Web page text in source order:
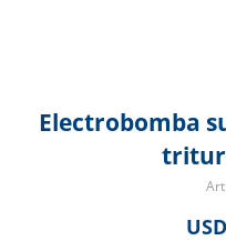
Electrobomba
USD